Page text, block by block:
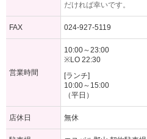
だければ幸いです。
FAX 024-927-5119
営業時間
10:00～23:00
※LO 22:30
[ランチ]
10:00～15:00
（平日）
店休日 無休